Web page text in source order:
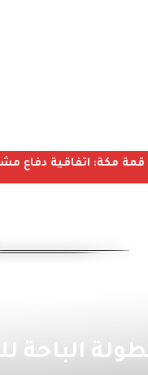
قمة مكة: اتفاقية دفاع
الباحة